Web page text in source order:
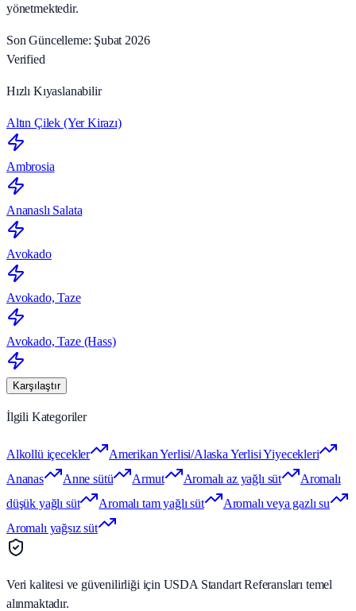
yönetmektedir.
Son Güncelleme: Şubat 2026
Verified
Hızlı Kıyaslanabilir
Altın Çilek (Yer Kirazı)
Ambrosia
Ananaslı Salata
Avokado
Avokado, Taze
Avokado, Taze (Hass)
Karşılaştır
İlgili Kategoriler
Alkollü içecekler
Amerikan Yerlisi/Alaska Yerlisi Yiyecekleri
Ananas
Anne sütü Armut Aromalı az yağlı süt
Aromalı
düşük yağlı süt
Aromalı tam yağlı süt
Aromalı veya gazlı su
Aromalı yağsız süt
Veri kalitesi ve güvenilirliği için USDA Standart Referansları temel
alınmaktadır.